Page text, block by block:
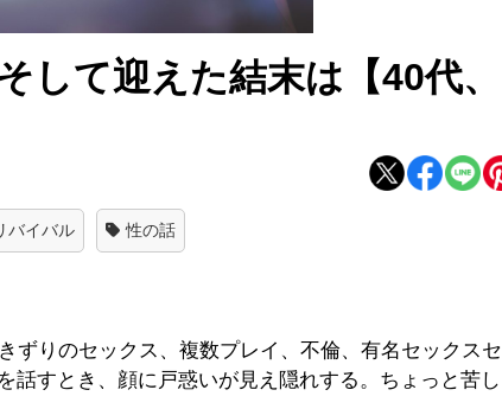
して迎えた結末は【40代、
バイバル 性の話
ずりのセックス、複数プレイ、不倫、有名セックスセ
すとき、顔に戸惑いが見え隠れする。ちょっと苦し